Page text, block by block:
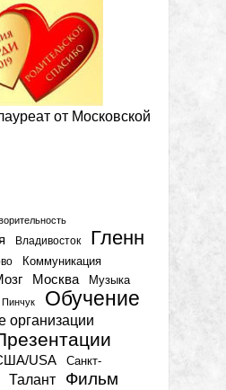
от Московской
Владивосток
Гленн
Коммуникация
Москва Музыка
Обучение
USA
Санкт-
Талант Фильм